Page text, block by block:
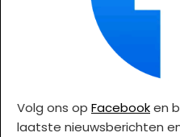
Volg ons op Facebooken
laatste nieuwsberichten